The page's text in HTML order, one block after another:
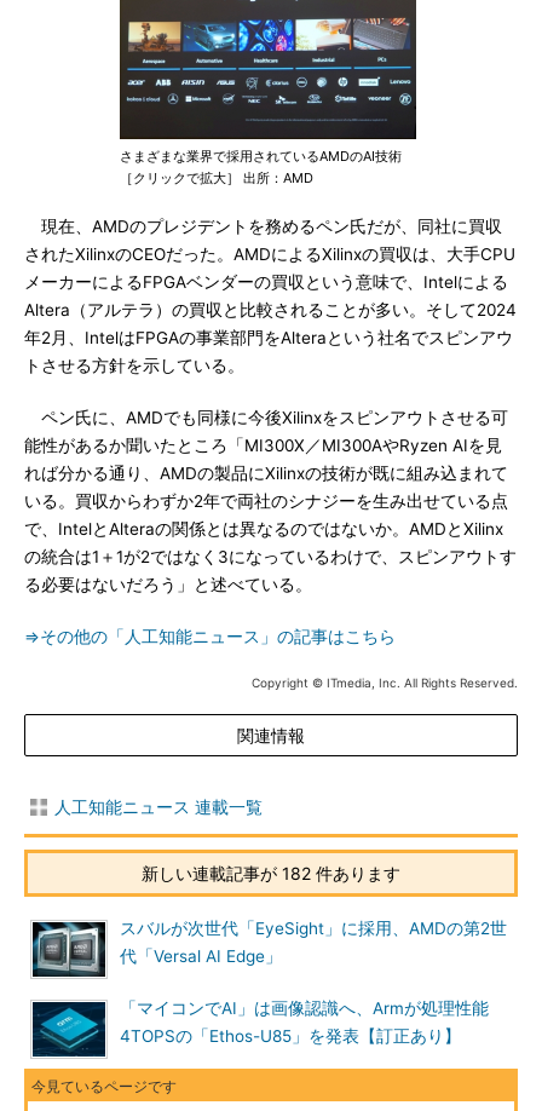
さまざまな業界で採用されているAMDのAI技術
［クリックで拡大］ 出所：AMD
現在、AMDのプレジデントを務めるペン氏だが、同社に買収
されたXilinxのCEOだった。AMDによるXilinxの買収は、大手CPU
メーカーによるFPGAベンダーの買収という意味で、Intelによる
Altera（アルテラ）の買収と比較されることが多い。そして2024
年2月、IntelはFPGAの事業部門をAlteraという社名でスピンアウ
トさせる方針を示している。
ペン氏に、AMDでも同様に今後Xilinxをスピンアウトさせる可
能性があるか聞いたところ「MI300X／MI300AやRyzen AIを見
れば分かる通り、AMDの製品にXilinxの技術が既に組み込まれて
いる。買収からわずか2年で両社のシナジーを生み出せている点
で、IntelとAlteraの関係とは異なるのではないか。AMDとXilinx
の統合は1＋1が2ではなく3になっているわけで、スピンアウトす
る必要はないだろう」と述べている。
⇒その他の「人工知能ニュース」の記事はこちら
Copyright © ITmedia, Inc. All Rights Reserved.
関連情報
人工知能ニュース 連載一覧
新しい連載記事が 182 件あります
スバルが次世代「EyeSight」に採用、AMDの第2世
代「Versal AI Edge」
「マイコンでAI」は画像認識へ、Armが処理性能
4TOPSの「Ethos-U85」を発表【訂正あり】